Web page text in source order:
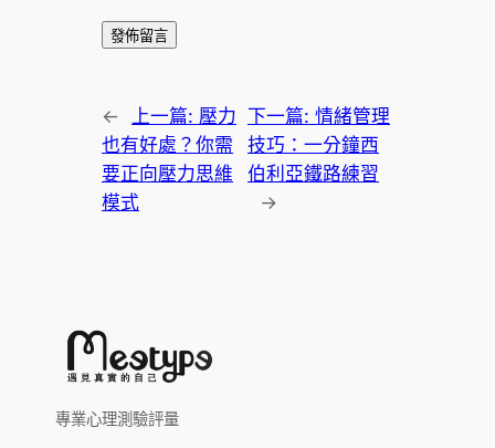
← 上一篇: 壓力
也有好處？你需
要正向壓力思維
模式
下一篇: 情緒管理
技巧：一分鐘西
伯利亞鐵路練習
→
專業心理測驗評量